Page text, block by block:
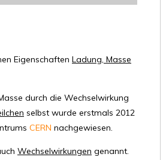
Eigenschaften Ladung, Masse
durch die Wechselwirkung
selbst wurde erstmals 2012
CERN nachgewiesen.
Wechselwirkungen genannt.